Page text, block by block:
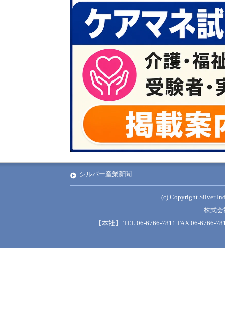
シルバー産業新聞
(c) Copyright Silver
株式会
【本社】 TEL 06-6766-7811 FAX 06-6766-